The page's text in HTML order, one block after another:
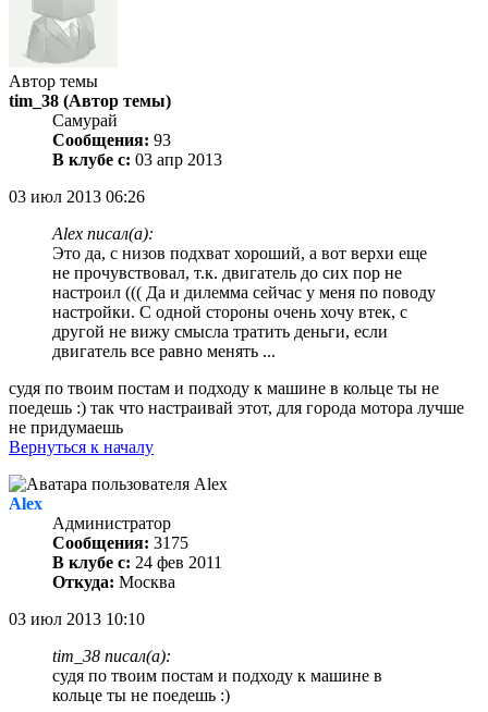
Автор темы
tim_38 (Автор темы)
Самурай
Сообщения: 93
В клубе с: 03 апр 2013
03 июл 2013 06:26
Alex писал(а):
Это да, с низов подхват хороший, а вот верхи еще
не прочувствовал, т.к. двигатель до сих пор не
настроил ((( Да и дилемма сейчас у меня по поводу
настройки. С одной стороны очень хочу втек, с
другой не вижу смысла тратить деньги, если
двигатель все равно менять ...
судя по твоим постам и подходу к машине в кольце ты не
поедешь :) так что настраивай этот, для города мотора лучше
не придумаешь
Вернуться к началу
Alex
Администратор
Сообщения: 3175
В клубе с: 24 фев 2011
Откуда: Москва
03 июл 2013 10:10
tim_38 писал(а):
судя по твоим постам и подходу к машине в
кольце ты не поедешь :)